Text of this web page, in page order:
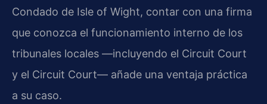
Condado de Isle of Wight, contar con una firma
que conozca el funcionamiento interno de los
tribunales locales —incluyendo el Circuit Court
y el Circuit Court— añade una ventaja práctica
a su caso.